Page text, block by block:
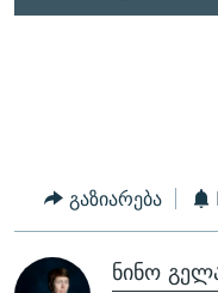
გაზიარება
ნინო